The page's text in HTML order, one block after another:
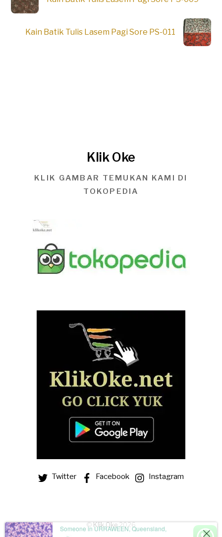
Kain Batik Tulis Lasem Pagi Sore PS-011
Klik Oke
KLIK GAMBAR TEMUKAN KAMI DI
TOKOPEDIA
Twitter Facebook Instagram
© Klik Oke2026
Australia purchased a